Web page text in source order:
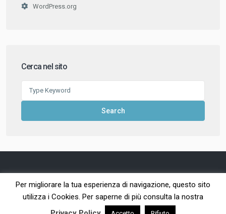
WordPress.org
Cerca nel sito
Search
Copyright©2006/2023 Studio MiDa di Dalbon Francesca -
P.I.04409210277 | SitoExpress by [netplanner]
Per migliorare la tua esperienza di navigazione, questo sito
utilizza i Cookies. Per saperne di più consulta la nostra